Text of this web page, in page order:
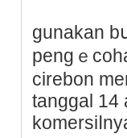
gunakan
pengｅ
cirebon
tanggal 14